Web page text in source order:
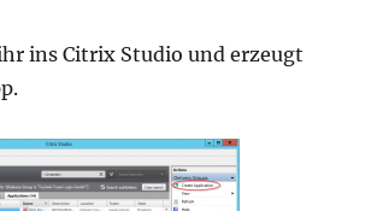
ins Citrix Studio und erzeugt